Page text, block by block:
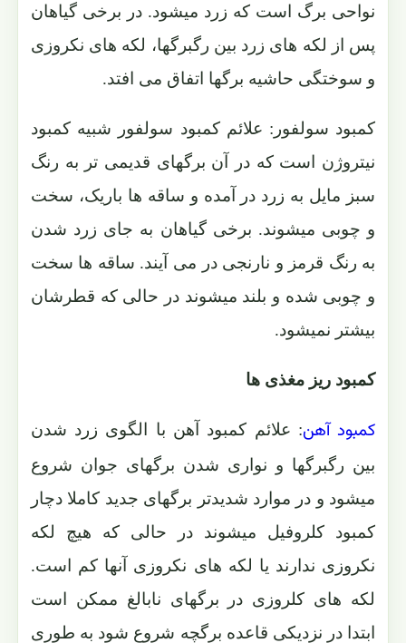
نواحی برگ است که زرد میشود. در برخی گیاهان
پس از لکه های زرد بین رگبرگها، لکه های نکروزی
و سوختگی حاشیه برگها اتفاق می افتد.
کمبود سولفور: علائم کمبود سولفور شبیه کمبود
نیتروژن است که در آن برگهای قدیمی تر به رنگ
سبز مایل به زرد در آمده و ساقه ها باریک، سخت
و چوبی میشوند. برخی گیاهان به جای زرد شدن
به رنگ قرمز و نارنجی در می آیند. ساقه ها سخت
و چوبی شده و بلند میشوند در حالی که قطرشان
بیشتر نمیشود.
کمبود ریز مغذی ها
کمبود آهن: علائم کمبود آهن با الگوی زرد شدن
بین رگبرگها و نواری شدن برگهای جوان شروع
میشود و در موارد شدیدتر برگهای جدید کاملا دچار
کمبود کلروفیل میشوند در حالی که هیچ لکه
نکروزی ندارند یا لکه های نکروزی آنها کم است.
لکه های کلروزی در برگهای نابالغ ممکن است
ابتدا در نزدیکی قاعده برگچه شروع شود به طوری